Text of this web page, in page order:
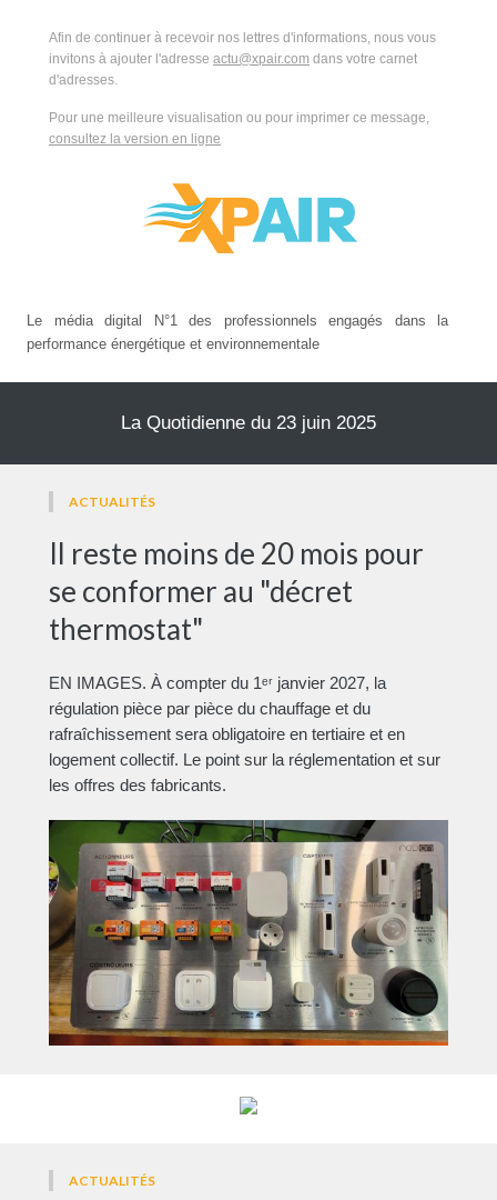
Afin de continuer à recevoir nos lettres d'informations, nous vous
invitons à ajouter l'adresse actu@xpair.com dans votre carnet
d'adresses.
Pour une meilleure visualisation ou pour imprimer ce message,
consultez la version en ligne
Le média digital N°1 des professionnels engagés dans la
performance énergétique et environnementale
La Quotidienne du 23 juin 2025
ACTUALITÉS
Il reste moins de 20 mois pour
se conformer au "décret
thermostat"
EN IMAGES. À compter du 1ᵉʳ janvier 2027, la
régulation pièce par pièce du chauffage et du
rafraîchissement sera obligatoire en tertiaire et en
logement collectif. Le point sur la réglementation et sur
les offres des fabricants.
ACTUALITÉS